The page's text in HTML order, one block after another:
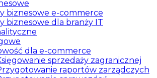
biznesowe e-commerce
biznesowe dla branży IT
dla e-commerce
sprzedaży zagranicznej
raportów zarządczych